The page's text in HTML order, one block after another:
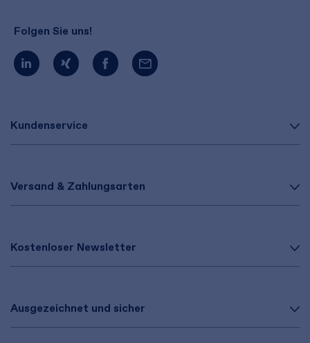
Kundenservice
Versand & Zahlungsarten
Kostenloser Newsletter
Ausgezeichnet und sicher
Folgen Sie uns!